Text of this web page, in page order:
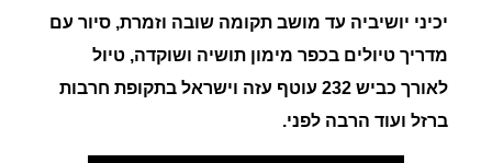
יכיני יושיביה עד מושב תקומה שובה וזמרת, סיור עם
מדריך טיולים בכפר מימון תושיה ושוקדה, טיול
לאורך כביש 232 עוטף עזה וישראל בתקופת חרבות
ברזל ועוד הרבה לפני.